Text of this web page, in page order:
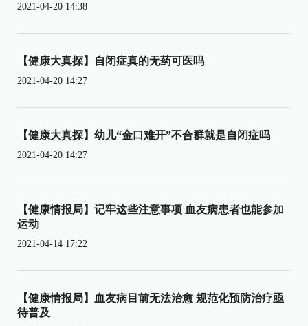
2021-04-20 14:38
【健康大真探】自闭症真的无药可医吗
2021-04-20 14:27
【健康大真探】幼儿“金口难开”不合群就是自闭症吗
2021-04-20 14:27
【健康情报局】记牢这些注意事项 血友病患者也能参加
运动
2021-04-14 17:22
【健康情报局】血友病目前无法治愈 规范化预防治疗亟
待普及